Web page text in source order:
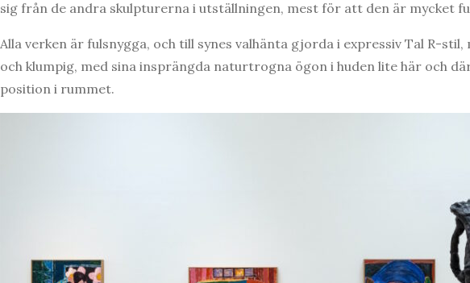
sig från de andra skulpturerna i utställningen, mest för att den är mycket
Alla verken är fulsnygga, och till synes valhänta gjorda i expressiv Tal R-
och klumpig, med sina insprängda naturtrogna ögon i huden lite här och
position i rummet.